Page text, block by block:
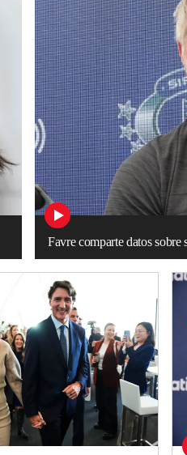
Favre comparte datos sobre